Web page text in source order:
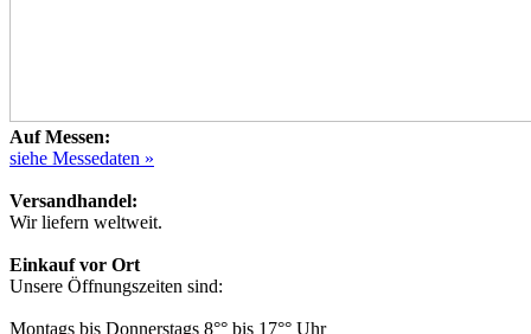
Auf Messen:
siehe Messedaten »
Versandhandel:
Wir liefern weltweit.
Einkauf vor Ort
Unsere Öffnungszeiten sind:
Montags bis Donnerstags 8°° bis 17°° Uhr